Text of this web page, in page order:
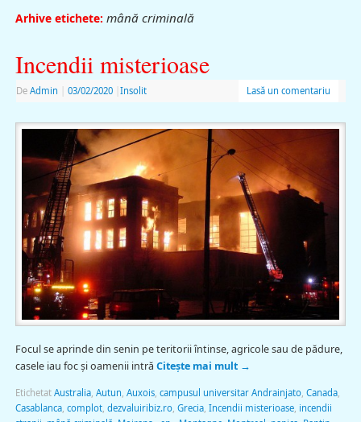
Arhive etichete: mână criminală
Incendii misterioase
De Admin 03/02/2020 Insolit Lasă un comentariu
Focul se aprinde din senin pe teritorii întinse, agricole sau de pădure,
casele iau foc şi oamenii intră Citește mai mult →
Etichetat Australia, Autun Auxois, campusul universitar Andrainjato, Canada,
Casablanca, complot, dezvaluiribiz.ro, Grecia, Incendii misterioase, incendii